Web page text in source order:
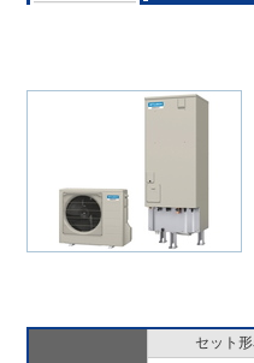
セット形